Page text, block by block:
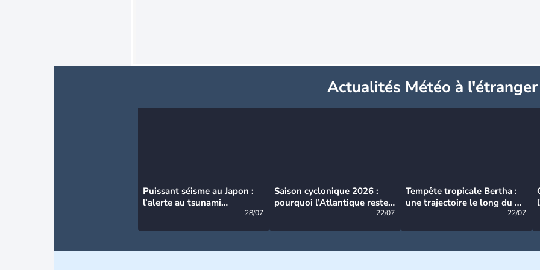
Actualités Météo à l'étranger
Puissant séisme au Japon :
l’alerte au tsunami
28/07
Saison cyclonique 2026 :
pourquoi l’Atlantique reste
22/07
Tempête tropicale Bertha :
une trajectoire le long du du
22/07